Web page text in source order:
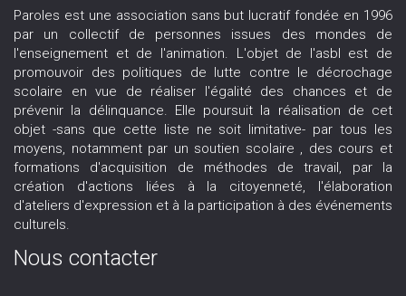
Paroles est une association sans but lucratif fondée en 1996
par un collectif de personnes issues des mondes de
l'enseignement et de l'animation. L'objet de l'asbl est de
promouvoir des politiques de lutte contre le décrochage
scolaire en vue de réaliser l'égalité des chances et de
prévenir la délinquance. Elle poursuit la réalisation de cet
objet -sans que cette liste ne soit limitative- par tous les
moyens, notamment par un soutien scolaire , des cours et
formations d'acquisition de méthodes de travail, par la
création d'actions liées à la citoyenneté, l'élaboration
d'ateliers d'expression et à la participation à des événements
culturels.
Nous contacter